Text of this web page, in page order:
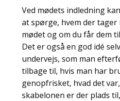
Ved mødets indledning
at spørge, hvem der
mødet og om du får dem
Det er også en god idé
undervejs, som man
tilbage til, hvis man har
genopfrisket, hvad det
skabelonen er der plads